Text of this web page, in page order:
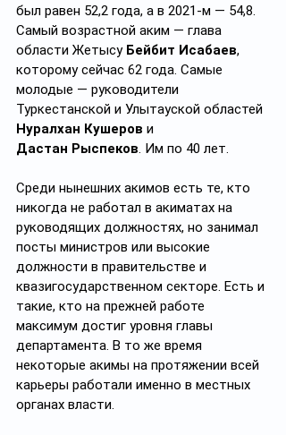
был равен 52,2 года, а в 2021-м — 54,8.
Самый возрастной аким — глава
области Жетысу Бейбит Исабаев,
которому сейчас 62 года. Самые
молодые — руководители
Туркестанской и Улытауской областей
Нуралхан Кушеров и
Дастан Рыспеков. Им по 40 лет.
Среди нынешних акимов есть те, кто
никогда не работал в акиматах на
руководящих должностях, но занимал
посты министров или высокие
должности в правительстве и
квазигосударственном секторе. Есть и
такие, кто на прежней работе
максимум достиг уровня главы
департамента. В то же время
некоторые акимы на протяжении всей
карьеры работали именно в местных
органах власти.